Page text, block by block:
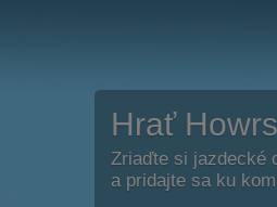
Hrať
Zriaďte si jazdecké
a pridajte sa ku